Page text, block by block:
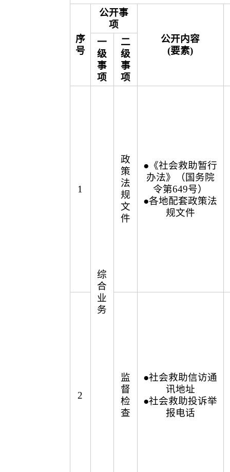
序
号
公开事
项
公开内容
(要素)
一
级
事
项
二
级
事
项
1
综
合
业
务
政
策
法
规
文
件
●《社会救助暂行
办法》（国务院
令第649号）
●各地配套政策法
规文件
2
监
督
检
查
●社会救助信访通
讯地址
●社会救助投诉举
报电话